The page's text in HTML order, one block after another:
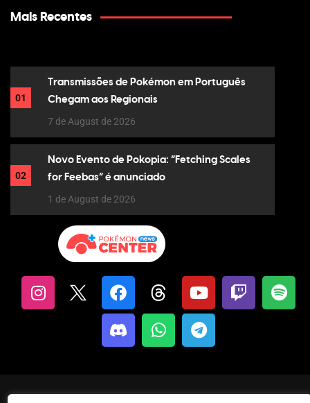
Mais Recentes
01
Transmissões de Pokémon em Português
Chegam aos Regionais
7 de August de 2026
02
Novo Evento de Pokopia: “Fetching Scales
for Feebas” é anunciado
1 de August de 2026